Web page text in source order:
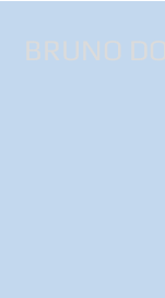
BRUNO